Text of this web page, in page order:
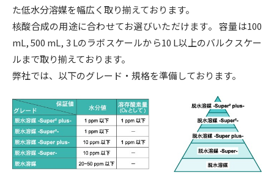
た低水分溶媒を幅広く取り揃えております。
核酸合成の用途に合わせてお選びいただけます。 容量は100
mL, 500 mL, 3 Lのラボスケールから10 L以上のバルクスケー
ルまで取り揃えております。
弊社では、以下のグレード・規格を準備しております。